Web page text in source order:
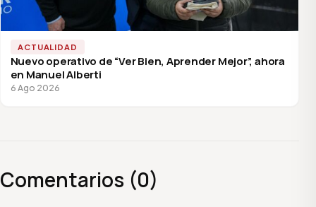
ACTUALIDAD
Nuevo operativo de “Ver Bien, Aprender Mejor”, ahora
en Manuel Alberti
6 Ago 2026
Comentarios (0)